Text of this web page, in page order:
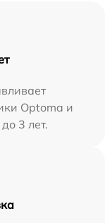
Optoma и
3 лет.